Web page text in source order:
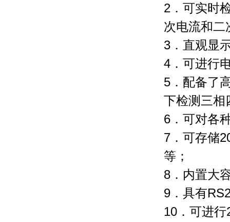
2．可实时
次电流和二
3．直观显
4．可进行
5．配备了
下检测三相
6．可对各
7．可存储
等；
8．内置大
9．具有
10．可进